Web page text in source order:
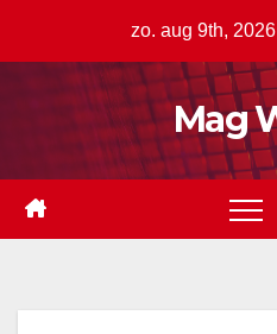
zo. aug 9th, 2026
Mag